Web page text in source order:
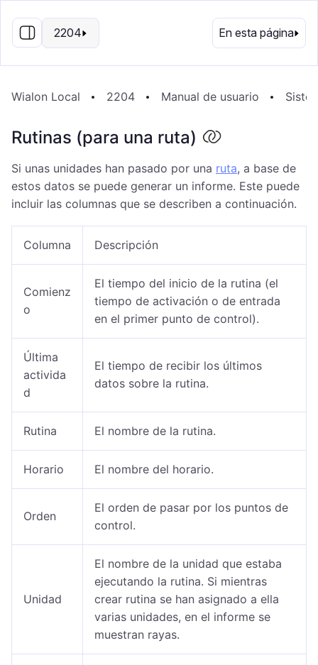
ES
2204 En esta página
Wialon Local 2204 Manual de usuario
Rutinas (para una ruta)
Si unas unidades han pasado por una ruta, a base de
estos datos se puede generar un informe. Este puede
incluir las columnas que se describen a continuación.
Columna Descripción
Comienz
o
El tiempo del inicio de la rutina (el
tiempo de activación o de entrada
en el primer punto de control).
Última
activida
d
El tiempo de recibir los últimos
datos sobre la rutina.
Rutina El nombre de la rutina.
Horario El nombre del horario.
Orden
El orden de pasar por los puntos de
control.
Unidad
El nombre de la unidad que estaba
ejecutando la rutina. Si mientras
crear rutina se han asignado a ella
varias unidades, en el informe se
muestran rayas.